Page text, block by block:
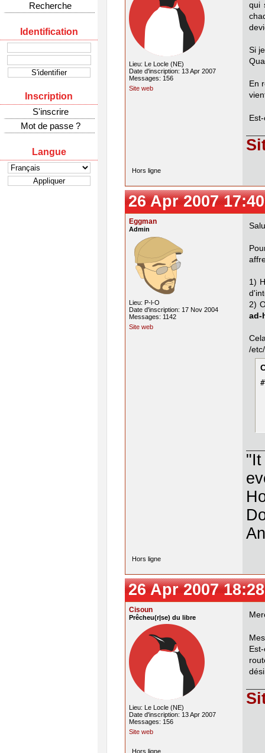
Recherche
Identification
Inscription
S'inscrire
Mot de passe ?
Langue
Lieu: Le Locle (NE)
Date d'inscription: 13 Apr 2007
Messages: 156
Site web
qui
Si
En
Hors ligne
26 Apr 2007
Eggman
Admin
Lieu: P-l-O
Date d'inscription: 17 Nov 2004
Messages: 1142
Site web
1)
2)
ad-
/
"It
Hors ligne
26 Apr 2007
Cisoun
Prêcheu(r|se) du libre
Lieu: Le Locle (NE)
Date d'inscription: 13 Apr 2007
Messages: 156
Site web
Hors ligne